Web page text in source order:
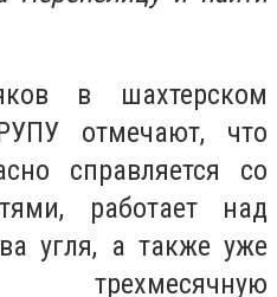
в шахтерском
отмечают, что
справляется со
работает над
угля, а также уже
трехмесячную